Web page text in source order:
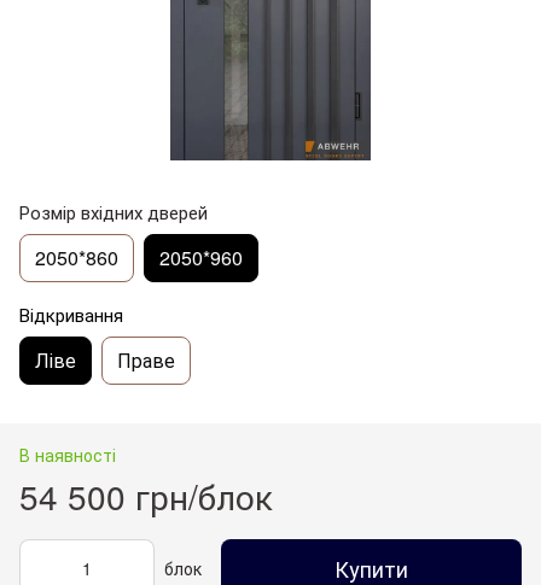
Розмір вхідних дверей
2050*860 2050*960
Відкривання
Ліве Праве
В наявності
54 500 грн/блок
блок Купити